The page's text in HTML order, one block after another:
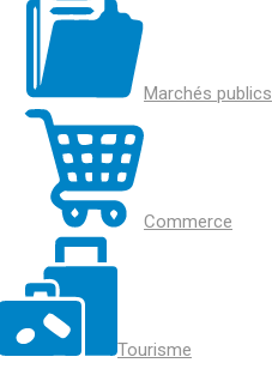
Marchés publics
Commerce
Tourisme